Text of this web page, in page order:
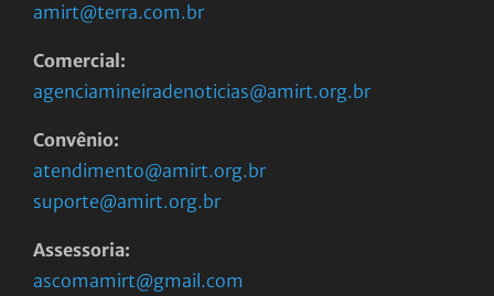
amirt@terra.com.br
Comercial:
agenciamineiradenoticias@amirt.org.br
Convênio:
atendimento@amirt.org.br
suporte@amirt.org.br
Assessoria:
ascomamirt@gmail.com